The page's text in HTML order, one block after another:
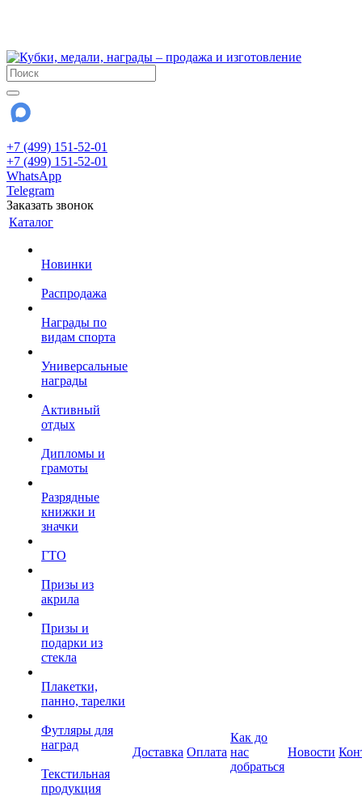
+7 (499) 151-52-01
+7 (499) 151-52-01
WhatsApp
Telegram
Заказать звонок
Каталог
Новинки
Распродажа
Награды по
видам спорта
Универсальные
награды
Активный
отдых
Дипломы и
грамоты
Разрядные
книжки и
значки
ГТО
Призы из
акрила
Призы и
подарки из
стекла
Плакетки,
панно, тарелки
Футляры для
наград
Текстильная
продукция
Доставка Оплата
Как до
нас
добраться
Новости